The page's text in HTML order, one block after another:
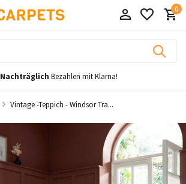
0
Nachträglich Bezahlen mit Klarna!
Vintage -Teppich - Windsor Tra...